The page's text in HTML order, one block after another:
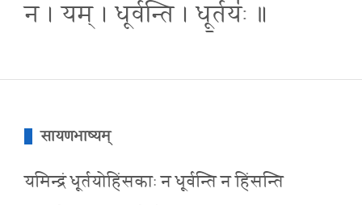
न । यम् । धूर्व॑न्ति । धू॒र्तयः॑ ॥
सायणभाष्यम्
यमिन्द्रं धूर्तयोहिंसकाः न धूर्वन्ति न हिंसन्ति